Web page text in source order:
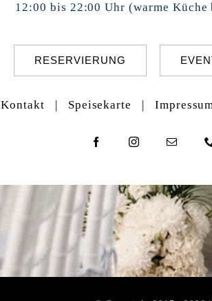
12:00 bis 22:00 Uhr (warme
RESERVIERUNG
Kontakt | Speisekarte |